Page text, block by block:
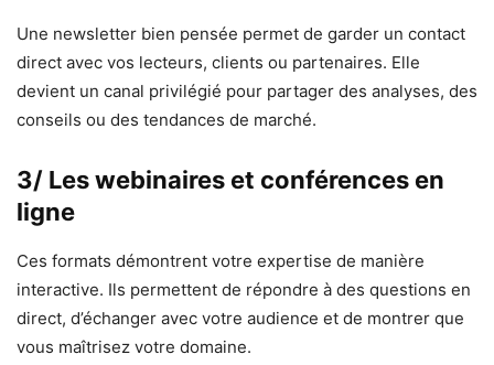
Une newsletter bien pensée permet de garder un contact
direct avec vos lecteurs, clients ou partenaires. Elle
devient un canal privilégié pour partager des analyses, des
conseils ou des tendances de marché.
3/ Les webinaires et conférences en
ligne
Ces formats démontrent votre expertise de manière
interactive. Ils permettent de répondre à des questions en
direct, d’échanger avec votre audience et de montrer que
vous maîtrisez votre domaine.